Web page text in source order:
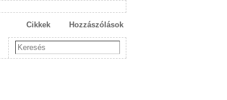
Hozzászólások
Cikkek